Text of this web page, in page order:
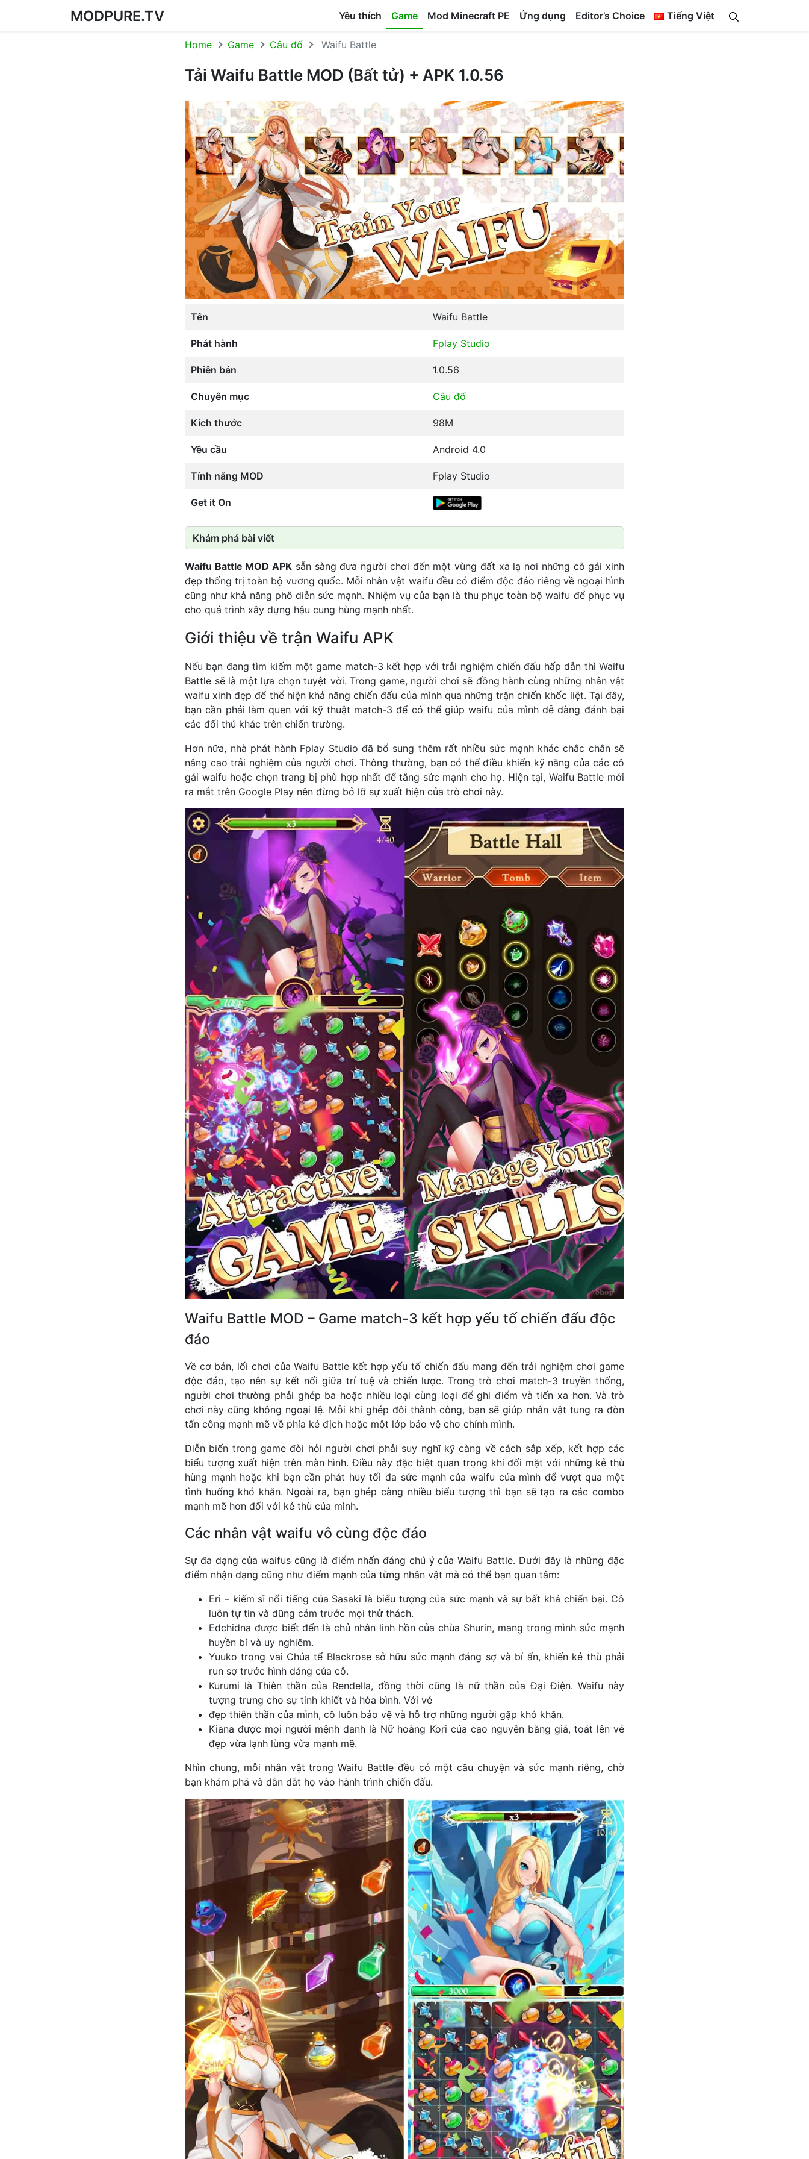
MODPURE.TV Yêu thích Game Mod Minecraft PE Ứng dụng Editor’s Choice Tiếng Việt
Home Game Câu đố Waifu Battle
Tải Waifu Battle MOD (Bất tử) + APK 1.0.56
Tên Waifu Battle
Phát hành Fplay Studio
Phiên bản 1.0.56
Chuyên mục Câu đố
Kích thước 98M
Yêu cầu Android 4.0
Tính năng MOD Fplay Studio
Get it On
Khám phá bài viết
Waifu Battle MOD APK sẵn sàng đưa người chơi đến một vùng đất xa lạ nơi những cô gái xinh
đẹp thống trị toàn bộ vương quốc. Mỗi nhân vật waifu đều có điểm độc đáo riêng về ngoại hình
cũng như khả năng phô diễn sức mạnh. Nhiệm vụ của bạn là thu phục toàn bộ waifu để phục vụ
cho quá trình xây dựng hậu cung hùng mạnh nhất.
Giới thiệu về trận Waifu APK
Nếu bạn đang tìm kiếm một game match-3 kết hợp với trải nghiệm chiến đấu hấp dẫn thì Waifu
Battle sẽ là một lựa chọn tuyệt vời. Trong game, người chơi sẽ đồng hành cùng những nhân vật
waifu xinh đẹp để thể hiện khả năng chiến đấu của mình qua những trận chiến khốc liệt. Tại đây,
bạn cần phải làm quen với kỹ thuật match-3 để có thể giúp waifu của mình dễ dàng đánh bại
các đối thủ khác trên chiến trường.
Hơn nữa, nhà phát hành Fplay Studio đã bổ sung thêm rất nhiều sức mạnh khác chắc chắn sẽ
nâng cao trải nghiệm của người chơi. Thông thường, bạn có thể điều khiển kỹ năng của các cô
gái waifu hoặc chọn trang bị phù hợp nhất để tăng sức mạnh cho họ. Hiện tại, Waifu Battle mới
ra mắt trên Google Play nên đừng bỏ lỡ sự xuất hiện của trò chơi này.
Waifu Battle MOD – Game match-3 kết hợp yếu tố chiến đấu độc
đáo
Về cơ bản, lối chơi của Waifu Battle kết hợp yếu tố chiến đấu mang đến trải nghiệm chơi game
độc ​​đáo, tạo nên sự kết nối giữa trí tuệ và chiến lược. Trong trò chơi match-3 truyền thống,
người chơi thường phải ghép ba hoặc nhiều loại cùng loại để ghi điểm và tiến xa hơn. Và trò
chơi này cũng không ngoại lệ. Mỗi khi ghép đôi thành công, bạn sẽ giúp nhân vật tung ra đòn
tấn công mạnh mẽ về phía kẻ địch hoặc một lớp bảo vệ cho chính mình.
Diễn biến trong game đòi hỏi người chơi phải suy nghĩ kỹ càng về cách sắp xếp, kết hợp các
biểu tượng xuất hiện trên màn hình. Điều này đặc biệt quan trọng khi đối mặt với những kẻ thù
hùng mạnh hoặc khi bạn cần phát huy tối đa sức mạnh của waifu của mình để vượt qua một
tình huống khó khăn. Ngoài ra, bạn ghép càng nhiều biểu tượng thì bạn sẽ tạo ra các combo
mạnh mẽ hơn đối với kẻ thù của mình.
Các nhân vật waifu vô cùng độc đáo
Sự đa dạng của waifus cũng là điểm nhấn đáng chú ý của Waifu Battle. Dưới đây là những đặc
điểm nhận dạng cũng như điểm mạnh của từng nhân vật mà có thể bạn quan tâm:
Eri – kiếm sĩ nổi tiếng của Sasaki là biểu tượng của sức mạnh và sự bất khả chiến bại. Cô
luôn tự tin và dũng cảm trước mọi thử thách.
Edchidna được biết đến là chủ nhân linh hồn của chùa Shurin, mang trong mình sức mạnh
huyền bí và uy nghiêm.
Yuuko trong vai Chúa tể Blackrose sở hữu sức mạnh đáng sợ và bí ẩn, khiến kẻ thù phải
run sợ trước hình dáng của cô.
Kurumi là Thiên thần của Rendella, đồng thời cũng là nữ thần của Đại Điện. Waifu này
tượng trưng cho sự tinh khiết và hòa bình. Với vẻ
đẹp thiên thần của mình, cô luôn bảo vệ và hỗ trợ những người gặp khó khăn.
Kiana được mọi người mệnh danh là Nữ hoàng Kori của cao nguyên băng giá, toát lên vẻ
đẹp vừa lạnh lùng vừa mạnh mẽ.
Nhìn chung, mỗi nhân vật trong Waifu Battle đều có một câu chuyện và sức mạnh riêng, chờ
bạn khám phá và dẫn dắt họ vào hành trình chiến đấu.